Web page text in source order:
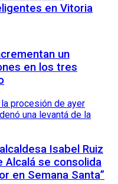
en Vitoria
un
en los tres
Isabel Ruiz
Alcalá se consolida
en Semana Santa”